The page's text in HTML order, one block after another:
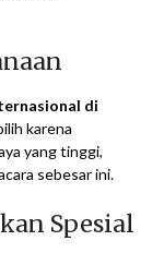
di
karena
yang tinggi,
sebesar ini.
Spesial